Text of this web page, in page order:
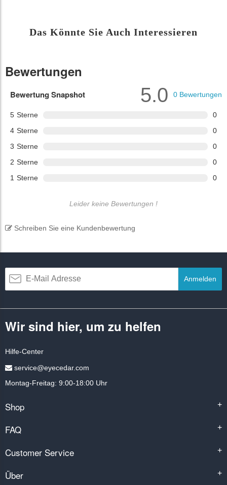
Das Könnte Sie Auch Interessieren
Bewertungen
Bewertung Snapshot
5 Sterne
0
4 Sterne
0
3 Sterne
0
2 Sterne
0
1 Sterne 0
5.0 0 Bewertungen
Leider keine Bewertungen !
Schreiben Sie eine Kundenbewertung
Anmelden
Wir sind hier, um zu helfen
Hilfe-Center
service@eyecedar.com
Montag-Freitag: 9:00-18:00 Uhr
Shop +
FAQ +
Customer Service +
Über +